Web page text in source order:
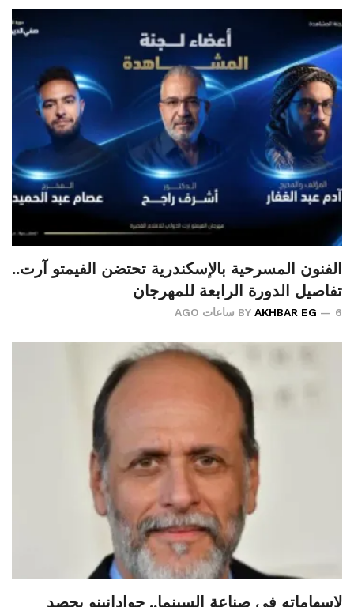
الفنون المسرحية بالإسكندرية تحتضن الفيمتو آرت..
تفاصيل الدورة الرابعة للمهرجان
BY AKHBAR EG 6 ساعات AGO
لإسهاماته في صناعة السينما.. جوادانينو يحصد